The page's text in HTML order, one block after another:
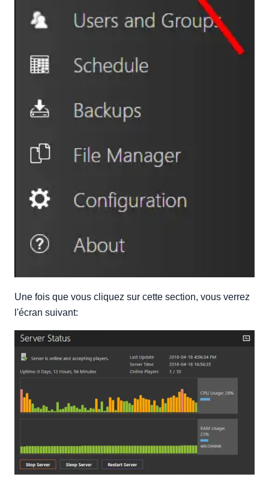
Une fois que vous cliquez sur cette section, vous verrez
l'écran suivant: